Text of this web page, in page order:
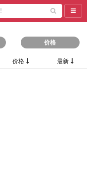
导航
价格
价格 最新